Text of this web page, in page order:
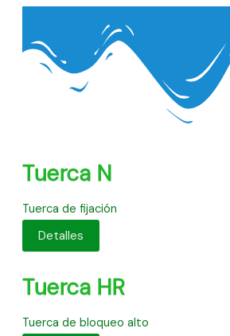
Tuerca N
Tuerca de fijación
Detalles
Tuerca HR
Tuerca de bloqueo alto